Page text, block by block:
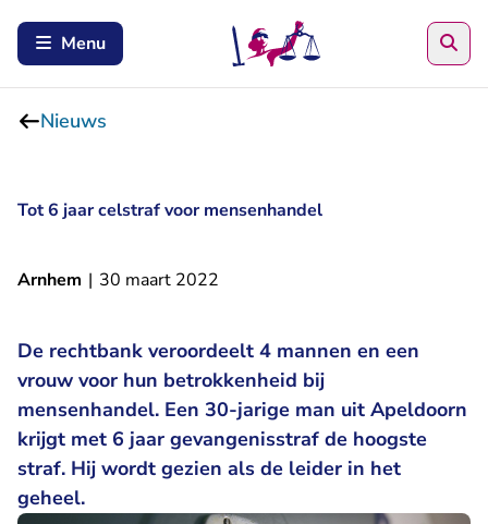
Menu
Nieuws
Tot 6 jaar celstraf voor mensenhandel
Arnhem | 30 maart 2022
De rechtbank veroordeelt 4 mannen en een
vrouw voor hun betrokkenheid bij
mensenhandel. Een 30-jarige man uit Apeldoorn
krijgt met 6 jaar gevangenisstraf de hoogste
straf. Hij wordt gezien als de leider in het
geheel.